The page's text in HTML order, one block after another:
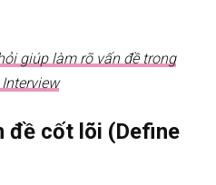
giúp làm rõ vấn đề trong
Interview
đề cốt lõi (Define